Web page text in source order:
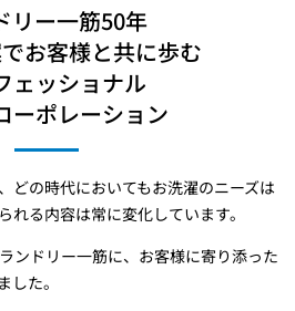
リー一筋50年
お客様と共に歩む
ェッショナル
ーポレーション
どの時代においてもお洗濯のニーズは
る内容は常に変化しています。
ンドリー一筋に、お客様に寄り添った
た。